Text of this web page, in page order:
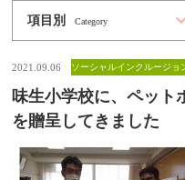
項目別 Category
2021.09.06 ソーシャルインクルージョ
味生小学校に、ペット
を贈呈してきました